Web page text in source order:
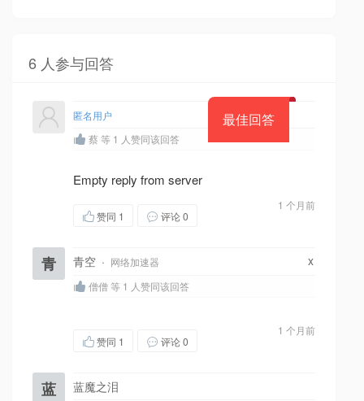
6 人参与回答
最佳回答
匿名用户
蔡 等 1 人赞同该回答
Empty reply from server
1 个月前
赞同 1 评论 0
青 青空 · 网络加速器 x
僧僧 等 1 人赞同该回答
1 个月前
赞同 1 评论 0
蓝 蓝魔之泪